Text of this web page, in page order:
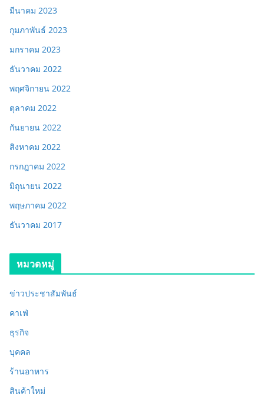
มีนาคม 2023
กุมภาพันธ์ 2023
มกราคม 2023
ธันวาคม 2022
พฤศจิกายน 2022
ตุลาคม 2022
กันยายน 2022
สิงหาคม 2022
กรกฎาคม 2022
มิถุนายน 2022
พฤษภาคม 2022
ธันวาคม 2017
หมวดหมู่
ข่าวประชาสัมพันธ์
คาเฟ่
ธุรกิจ
บุคคล
ร้านอาหาร
สินค้าใหม่